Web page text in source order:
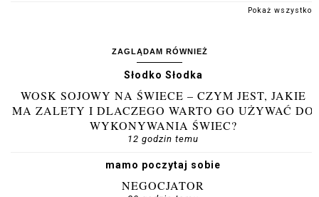
Pokaż wszystko
ZAGLĄDAM RÓWNIEŻ
Słodko Słodka
WOSK SOJOWY NA ŚWIECE – CZYM JEST, JAKIE
MA ZALETY I DLACZEGO WARTO GO UŻYWAĆ DO
WYKONYWANIA ŚWIEC?
12 godzin temu
mamo poczytaj sobie
NEGOCJATOR